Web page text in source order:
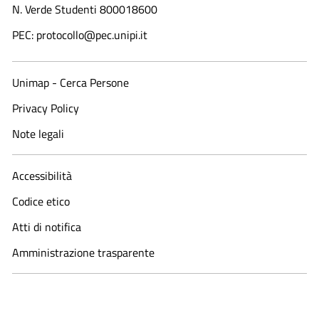
N. Verde Studenti 800018600​
PEC: protocollo@pec.unipi.it
Unimap - Cerca Persone
Privacy Policy
Note legali
Accessibilità
Codice etico
Atti di notifica
Amministrazione trasparente